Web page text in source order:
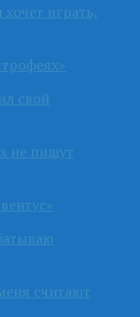
играть,
свой
не пишут
считают